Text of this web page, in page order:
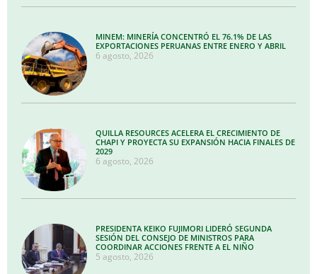
MINEM: MINERÍA CONCENTRÓ EL 76.1% DE LAS
EXPORTACIONES PERUANAS ENTRE ENERO Y ABRIL
6 agosto, 2026
QUILLA RESOURCES ACELERA EL CRECIMIENTO DE
CHAPI Y PROYECTA SU EXPANSIÓN HACIA FINALES DE
2029
6 agosto, 2026
PRESIDENTA KEIKO FUJIMORI LIDERÓ SEGUNDA
SESIÓN DEL CONSEJO DE MINISTROS PARA
COORDINAR ACCIONES FRENTE A EL NIÑO
5 agosto, 2026